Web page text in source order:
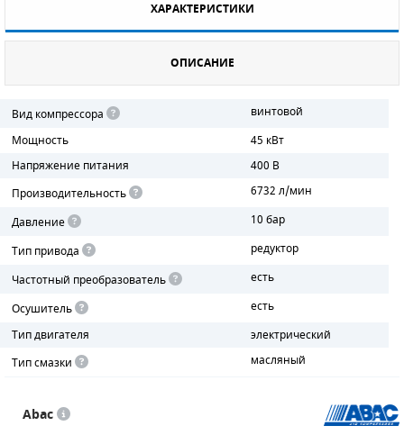
ХАРАКТЕРИСТИКИ
ОПИСАНИЕ
Вид компрессора
винтовой
Мощность
45 кВт
Напряжение питания
400 В
Производительность
6732 л/мин
Давление
10 бар
Тип привода
редуктор
Частотный преобразователь
есть
Осушитель
есть
Тип двигателя
электрический
Тип смазки
масляный
Abac
РАДИАТОРЫ
ПОРШНЕВЫЕ БЛОКИ
ДЕТАЛИ ПОРШНЕВЫХ КОМПРЕССОРОВ
ДЕТАЛИ СПИРАЛЬНЫХ КОМПРЕССОРОВ
ДЕТАЛИ НАСОСНОЙ ЧАСТИ
ШЛАНГИ ДЛЯ МОТОПОМП